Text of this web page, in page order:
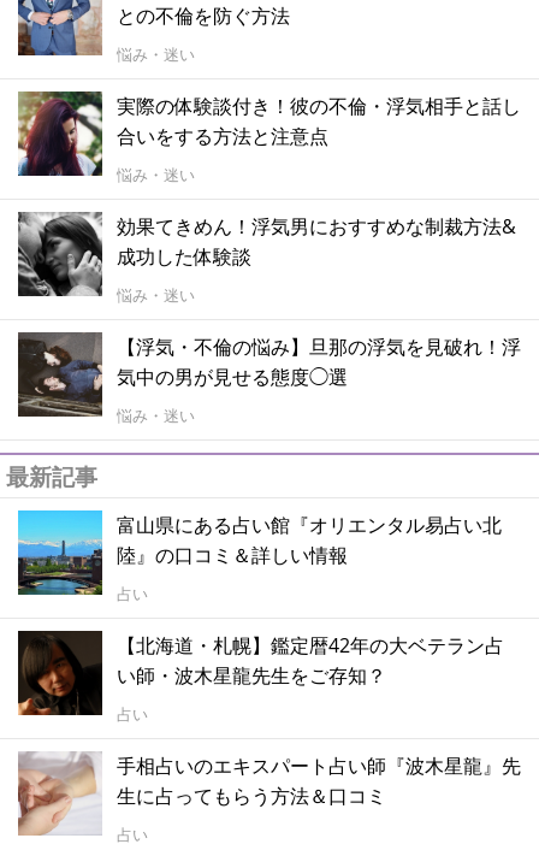
との不倫を防ぐ方法
悩み・迷い
実際の体験談付き！彼の不倫・浮気相手と話し
合いをする方法と注意点
悩み・迷い
効果てきめん！浮気男におすすめな制裁方法&
成功した体験談
悩み・迷い
【浮気・不倫の悩み】旦那の浮気を見破れ！浮
気中の男が見せる態度◯選
悩み・迷い
最新記事
富山県にある占い館『オリエンタル易占い北
陸』の口コミ＆詳しい情報
占い
【北海道・札幌】鑑定暦42年の大ベテラン占
い師・波木星龍先生をご存知？
占い
手相占いのエキスパート占い師『波木星龍』先
生に占ってもらう方法＆口コミ
占い